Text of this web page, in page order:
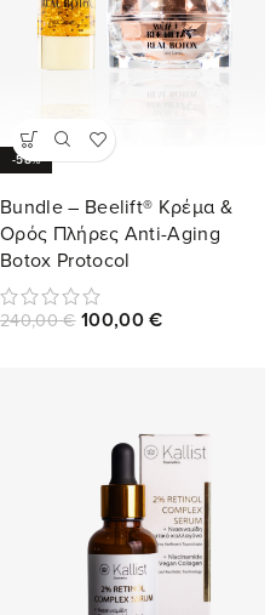
-58%
Bundle – Beelift® Κρέμα &
Ορός Πλήρες Anti-Aging
Botox Protocol
240,00€ 100,00€